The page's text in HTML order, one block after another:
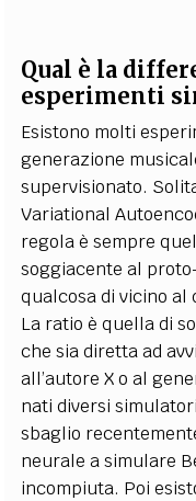
Qual è la
esperimenti
Esistono molti
generazione
supervisionato.
Variational
regola è sempre
soggiacente al
qualcosa di vicino al
La ratio è quella di
che sia diretta ad
all’autore X o al
nati diversi
sbaglio
neurale a simulare
incompiuta. Poi